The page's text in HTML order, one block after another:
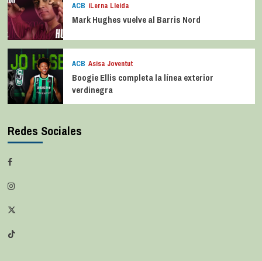
ACB iLerna Lleida
Mark Hughes vuelve al Barris Nord
ACB Asisa Joventut
Boogie Ellis completa la línea exterior
verdinegra
Redes Sociales